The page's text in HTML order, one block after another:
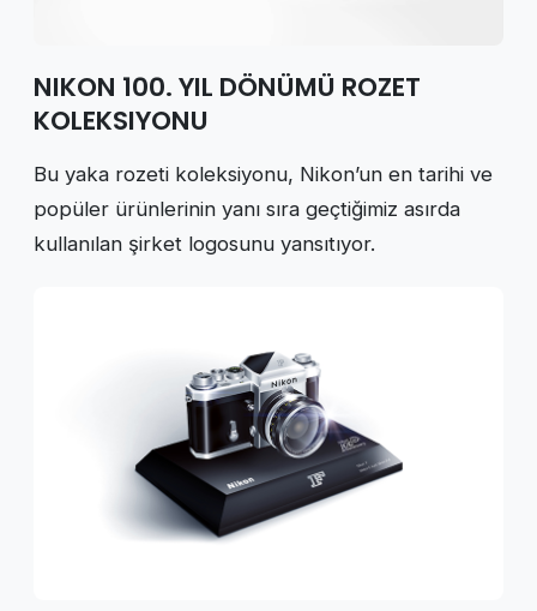
NIKON 100. YIL DÖNÜMÜ ROZET
KOLEKSIYONU
Bu yaka rozeti koleksiyonu, Nikon’un en tarihi ve
popüler ürünlerinin yanı sıra geçtiğimiz asırda
kullanılan şirket logosunu yansıtıyor.